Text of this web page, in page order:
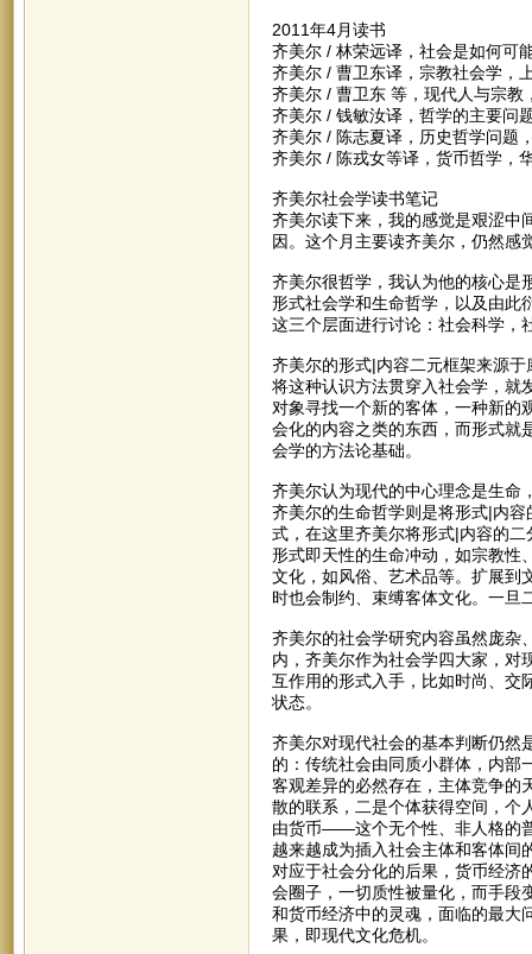
2011年4月读书
齐美尔 / 林荣远译，社会是如何可
齐美尔 / 曹卫东译，宗教社会学，
齐美尔 / 曹卫东 等，现代人与宗教
齐美尔 / 钱敏汝译，哲学的主要问
齐美尔 / 陈志夏译，历史哲学问题
齐美尔 / 陈戎女等译，货币哲学，
齐美尔社会学读书笔记
齐美尔读下来，我的感觉是艰涩中
因。这个月主要读齐美尔，仍然感
齐美尔很哲学，我认为他的核心是
形式社会学和生命哲学，以及由
这三个层面进行讨论：社会科学，
齐美尔的形式|内容二元框架来源
将这种认识方法贯穿入社会学，就
对象寻找一个新的客体，一种新的
会化的内容之类的东西，而形式就
会学的方法论基础。
齐美尔认为现代的中心理念是生命
齐美尔的生命哲学则是将形式|内
式，在这里齐美尔将形式|内容的
形式即天性的生命冲动，如宗教性
文化，如风俗、艺术品等。扩展到
时也会制约、束缚客体文化。一旦
齐美尔的社会学研究内容虽然庞杂
内，齐美尔作为社会学四大家，对
互作用的形式入手，比如时尚、交
状态。
齐美尔对现代社会的基本判断仍然
的：传统社会由同质小群体，内部
客观差异的必然存在，主体竞争的
散的联系，二是个体获得空间，个
由货币——这个无个性、非人格的
越来越成为插入社会主体和客体间
对应于社会分化的后果，货币经
会圈子，一切质性被量化，而手
和货币经济中的灵魂，面临的最大
果，即现代文化危机。